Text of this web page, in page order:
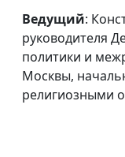
Какие примеры
взаимодействия
религиозных
организаций с
органами власти
существуют в
Ведущий:
руководителя
политики и
Москвы,
религиозными